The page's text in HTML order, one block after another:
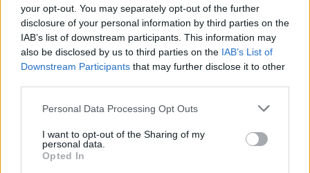
your opt-out. You may separately opt-out of the further
disclosure of your personal information by third parties on the
IAB’s list of downstream participants. This information may
also be disclosed by us to third parties on the IAB’s List of
Downstream Participants that may further disclose it to other
Personal Data Processing Opt Outs
I want to opt-out of the Sharing of my
personal data.
Opted In
VW: Η δύσκολη εξίσωση της
αναδιάρθρωσης
Alpha Bank: Για πρώτη φορά το
Αρχαίο Θέατρο Επιδαύρου
άνοιξε τις πύλες του σε όλους
ESG Report 2025: Πώς η ΑΒ Βασιλόπουλος μετατρέπει τη